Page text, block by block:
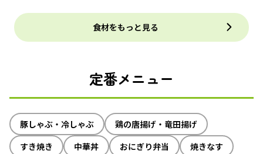
食材をもっと見る
定番メニュー
豚しゃぶ・冷しゃぶ
鶏の唐揚げ・竜田揚げ
すき焼き
中華丼 おにぎり弁当
焼きなす